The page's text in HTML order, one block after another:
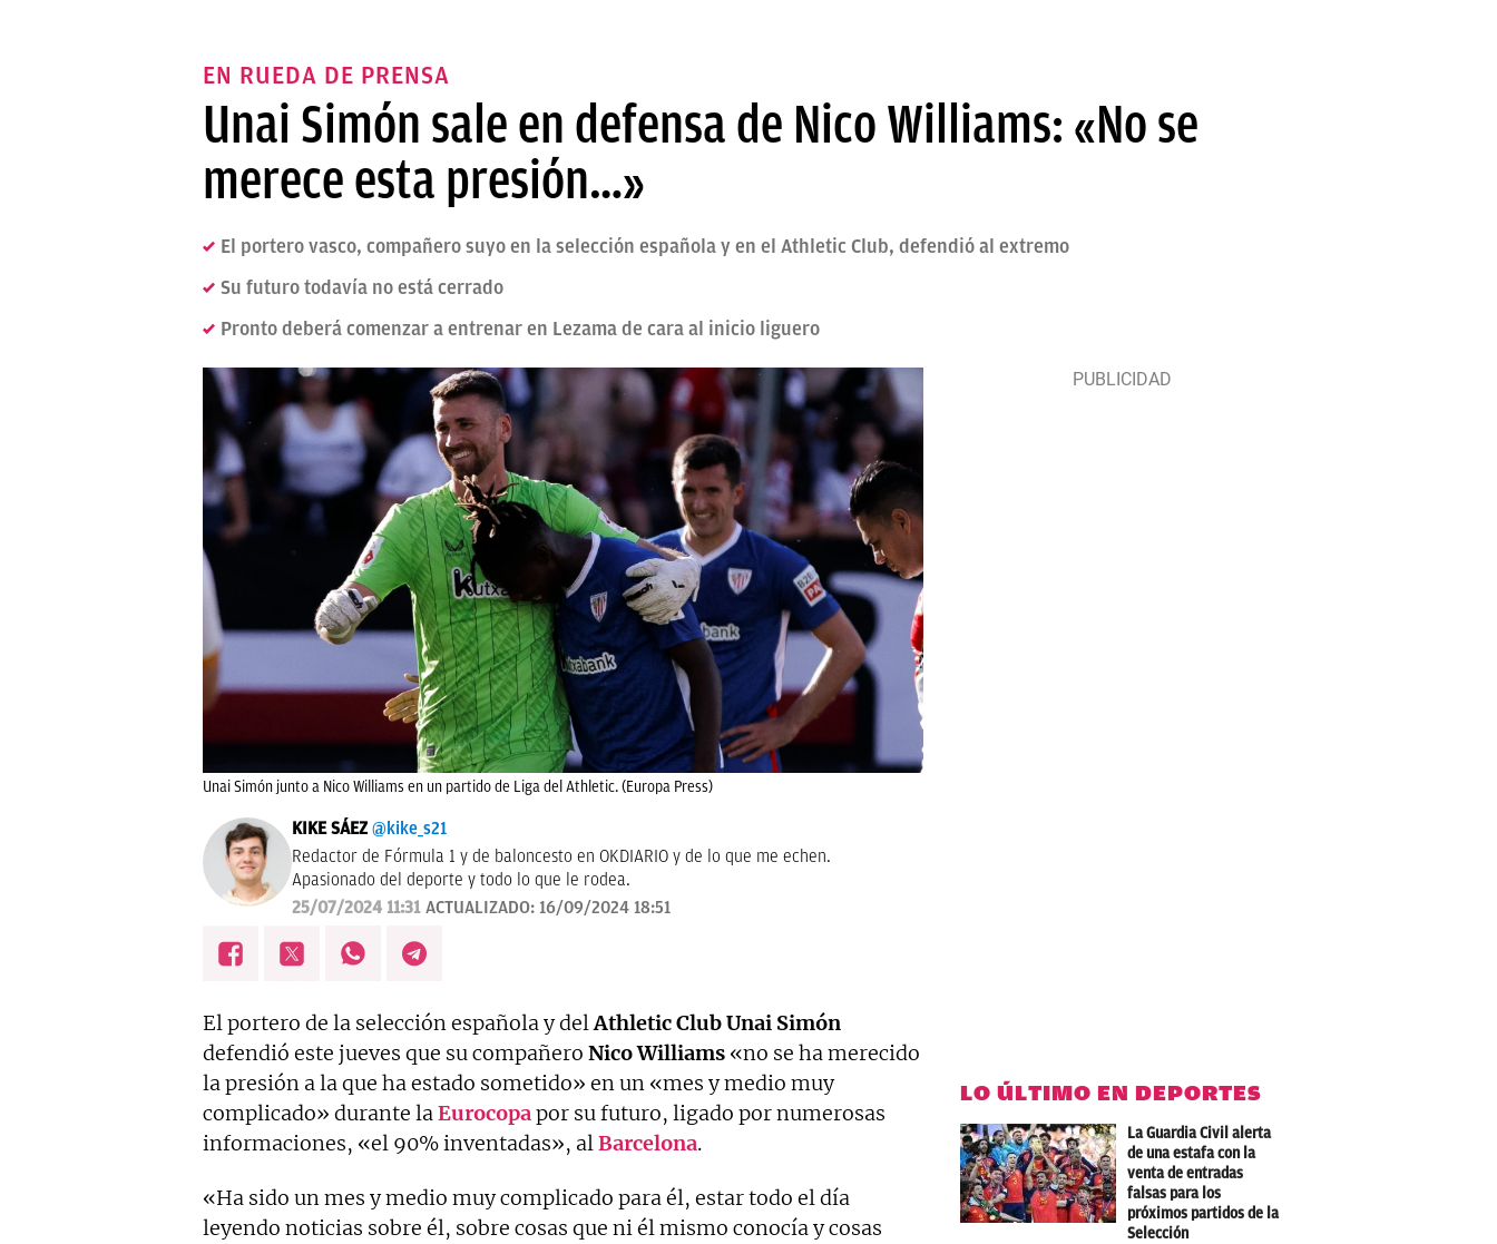
EN RUEDA DE PRENSA
Unai Simón sale en defensa de Nico Williams: «No se
merece esta presión…»
El portero vasco, compañero suyo en la selección española y en el Athletic Club, defendió al extremo
Su futuro todavía no está cerrado
Pronto deberá comenzar a entrenar en Lezama de cara al inicio liguero
Unai Simón junto a Nico Williams en un partido de Liga del Athletic. (Europa Press)
KIKE SÁEZ @kike_s21
Redactor de Fórmula 1 y de baloncesto en OKDIARIO y de lo que me echen.
Apasionado del deporte y todo lo que le rodea.
25/07/2024 11:31 ACTUALIZADO: 16/09/2024 18:51
El portero de la selección española y delAthletic ClubUnai Simón
defendió este jueves que su compañero Nico Williams «no se ha merecido
la presión a la que ha estado sometido» en un «mes y medio muy
complicado» durante laEurocopapor su futuro, ligado por numerosas
informaciones, «el 90% inventadas», alBarcelona.
«Ha sido un mes y medio muy complicado para él, estar todo el día
leyendo noticias sobre él, sobre cosas que ni él mismo conocía y cosas
LO ÚLTIMO EN DEPORTES
La Guardia Civil alerta
de una estafa con la
venta de entradas
falsas para los
próximos partidos de la
Selección